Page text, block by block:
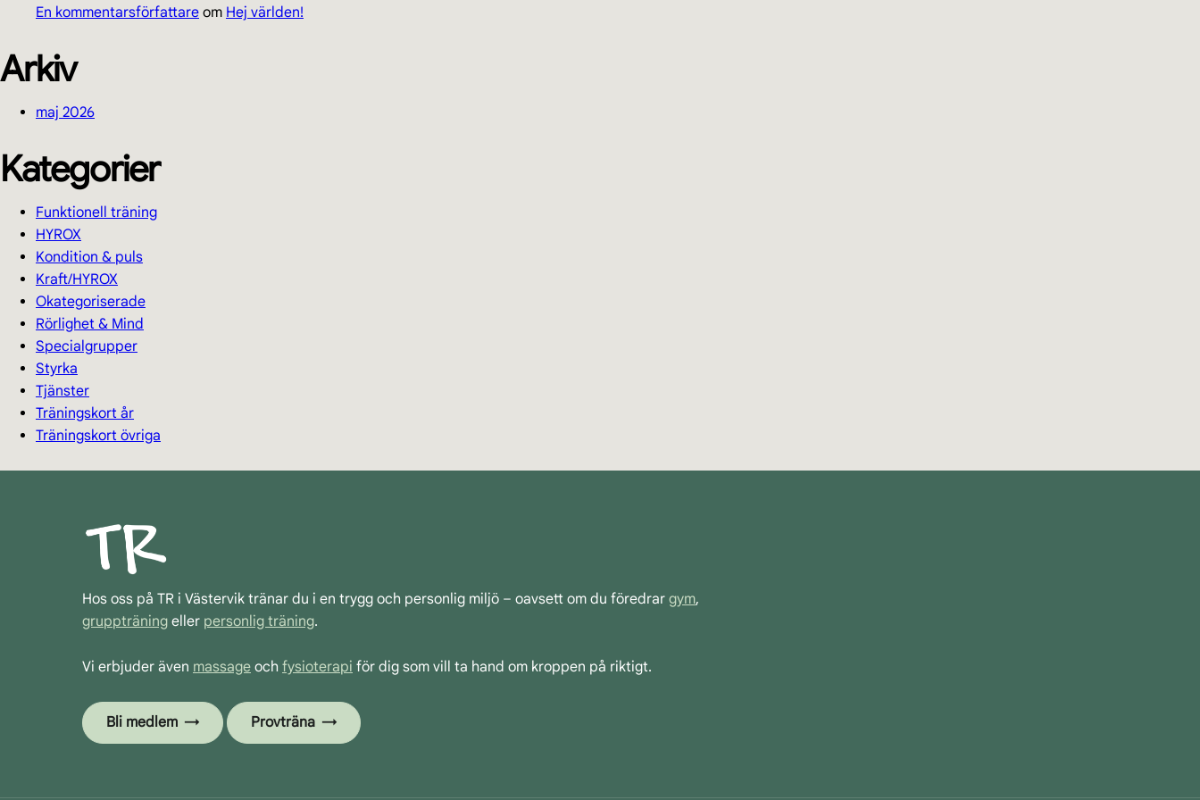
En kommentarsförfattare om Hej världen!
Arkiv
maj 2026
Kategorier
Funktionell träning
HYROX
Kondition & puls
Kraft/HYROX
Okategoriserade
Rörlighet & Mind
Specialgrupper
Styrka
Tjänster
Träningskort år
Träningskort övriga
Hos oss på TR i Västervik tränar du i en trygg och personlig miljö – oavsett om du föredrar gym,
gruppträning eller personlig träning.
Vi erbjuder även massage och fysioterapi för dig som vill ta hand om kroppen på riktigt.
Bli medlem Provträna